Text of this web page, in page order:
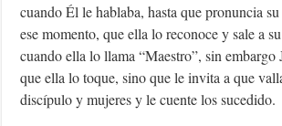
cuando Él le hablaba, hasta que pronuncia
ese momento, que ella lo reconoce y sale a
cuando ella lo llama “Maestro”, sin embargo
que ella lo toque, sino que le invita a que
discípulo y mujeres y le cuente los sucedido.